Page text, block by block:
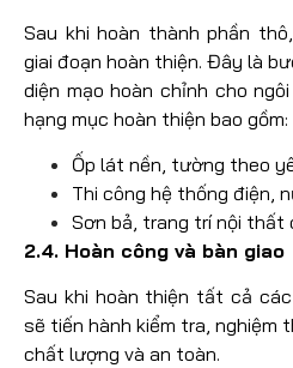
Sau khi hoàn thành phần
giai đoạn hoàn thiện. Đây là
diện mạo hoàn chỉnh cho
hạng mục hoàn thiện bao gồm:
Ốp lát nền, tường theo
Thi công hệ thống điện,
Sơn bả, trang trí nội thất
2.4. Hoàn công và bàn giao
Sau khi hoàn thiện tất cả các
sẽ tiến hành kiểm tra, nghiệm
chất lượng và an toàn.